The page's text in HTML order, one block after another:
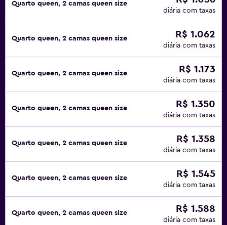
Quarto queen, 2 camas queen size
diária com taxas
Quarto queen, 2 camas queen size R$ 1.062
diária com taxas
Quarto queen, 2 camas queen size R$ 1.173
diária com taxas
Quarto queen, 2 camas queen size R$ 1.350
diária com taxas
Quarto queen, 2 camas queen size R$ 1.358
diária com taxas
Quarto queen, 2 camas queen size R$ 1.545
diária com taxas
Quarto queen, 2 camas queen size R$ 1.588
diária com taxas